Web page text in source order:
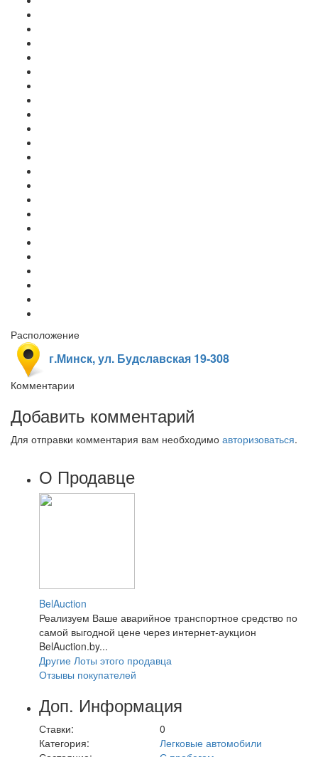
Расположение
г.Минск, ул. Будславская 19-308
Комментарии
Добавить комментарий
Для отправки комментария вам необходимо авторизоваться.
О Продавце
BelAuction
Реализуем Ваше аварийное транспортное средство по
самой выгодной цене через интернет-аукцион
BelAuction.by...
Другие Лоты этого продавца
Отзывы покупателей
Доп. Информация
Ставки:
0
Категория:
Легковые автомобили